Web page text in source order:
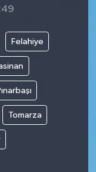
Felahiye
Tomarza